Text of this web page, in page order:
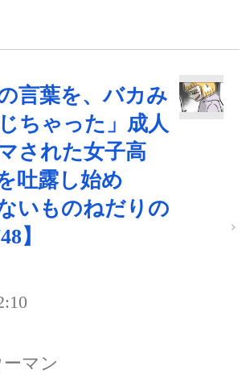
言葉を、バカみ
ちゃった」成人
された女子高
吐露し始め
いものねだりの
】
マン